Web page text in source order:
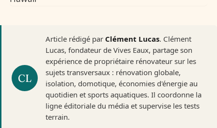
Article rédigé par Clément Lucas. Clément
Lucas, fondateur de Vives Eaux, partage son
expérience de propriétaire rénovateur sur les
sujets transversaux : rénovation globale,
isolation, domotique, économies d'énergie au
quotidien et sports aquatiques. Il coordonne la
ligne éditoriale du média et supervise les tests
terrain.